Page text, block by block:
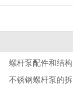
螺杆泵配件和结构
不锈钢螺杆泵的拆